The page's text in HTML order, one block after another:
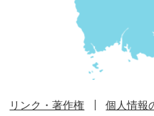
リンク・著作権
個人情報